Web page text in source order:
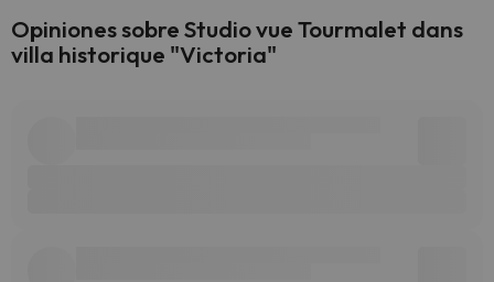
Opiniones sobre Studio vue Tourmalet dans
villa historique "Victoria"